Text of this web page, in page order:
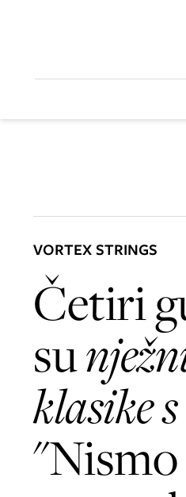
VORTEX STRINGS
Četiri
su
klasike